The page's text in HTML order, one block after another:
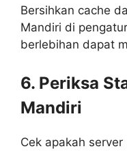
Bersihkan cache
Mandiri di
berlebihan dapat
6. Periksa
Mandiri
Cek apakah